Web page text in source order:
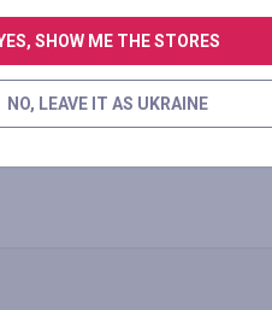
SHOW ME THE STORES
NO, LEAVE IT AS UKRAINE